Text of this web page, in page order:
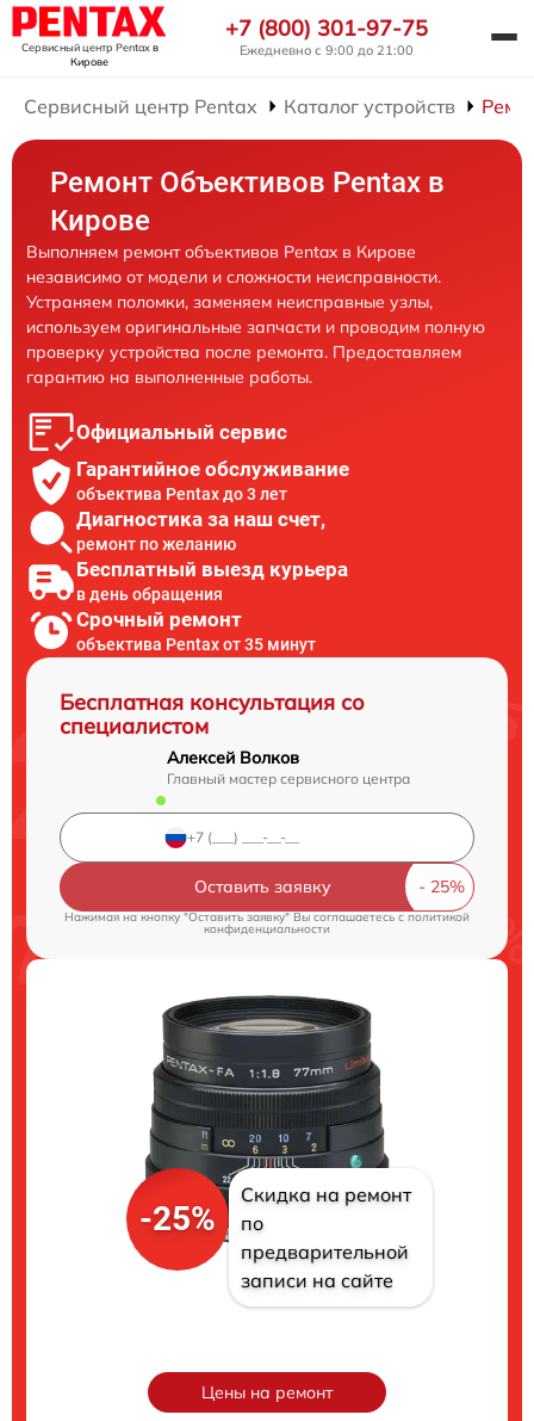
Сервисный центр Pentaxв
Кирове
+7 (800) 301-97-75
Ежедневно с 9:00 до 21:00
Сервисный центр Pentax Каталог устройств
Ремонт Объективов Pentax в
Кирове
Выполняем ремонт объективов Pentax в Кирове
независимо от модели и сложности неисправности.
Устраняем поломки, заменяем неисправные узлы,
используем оригинальные запчасти и проводим полную
проверку устройства после ремонта. Предоставляем
гарантию на выполненные работы.
Официальный сервис
Гарантийное обслуживание
объектива Pentax до 3 лет
Диагностика за наш счет,
ремонт по желанию
Бесплатный выезд курьера
в день обращения
Срочный ремонт
объектива Pentax от 35 минут
Бесплатная консультация со
специалистом
Алексей Волков
Главный мастер сервисного центра
Оставить заявку
Нажимая на кнопку "Оставить заявку" Вы соглашаетесь cполитикой
конфиденциальности
-25%
Скидка на ремонт
по
предварительной
записи на сайте
Цены на ремонт